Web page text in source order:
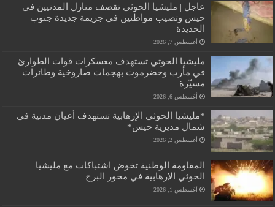
عاجل | مليشيا الحوثي تقصف منازل المدنيين في
حيس وتصيب مواطنين في جريمة جديدة جنوب
الحديدة
أغسطس 7, 2026
مليشيا الحوثي تستهدف معسكرات قوات الطوارئ
في مأرب وحضرموت بهجمات صاروخية وطائرات
مسيّرة
أغسطس 6, 2026
*مليشيا الحوثي الإرهابية تستهدف أعيان مدنية في
شمال مديرية حيس*
أغسطس 2, 2026
المقاومة الوطنية تخوض اشتباكات مع مليشيا
الحوثي الإرهابية في محور البرح
أغسطس 1, 2026